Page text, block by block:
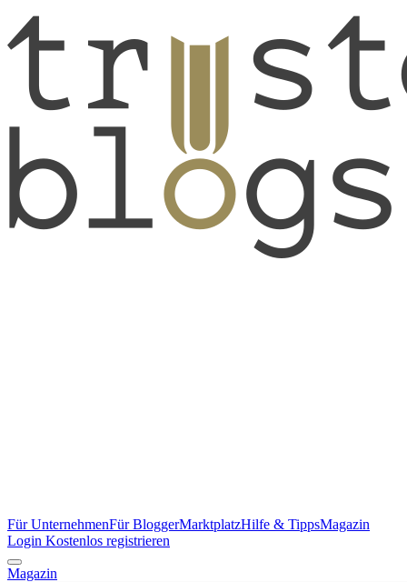
Für UnternehmenFür BloggerMarktplatzHilfe & TippsMagazin
Login Kostenlos registrieren
Magazin